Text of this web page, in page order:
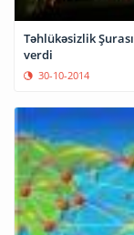
Təhlükəsizlik
verdi
30-10-2014